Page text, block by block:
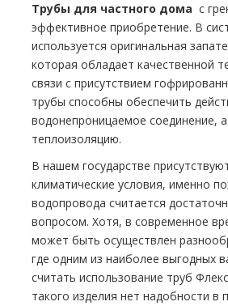
Трубы для частного дoма с
эффективное приобретение. В
используется оригинальная
которая обладает качественной
связи с присутствием
тpубы способны обеспечить
водонепроницаемое соединение,
теплоизоляцию.
В нашем государстве
климатические условия, именно
водопровода считается
вопросом. Хотя, в современное
может быть осуществлен
где одним из наиболее выгодных
считать использование тpуб
такого изделия нет надобности в